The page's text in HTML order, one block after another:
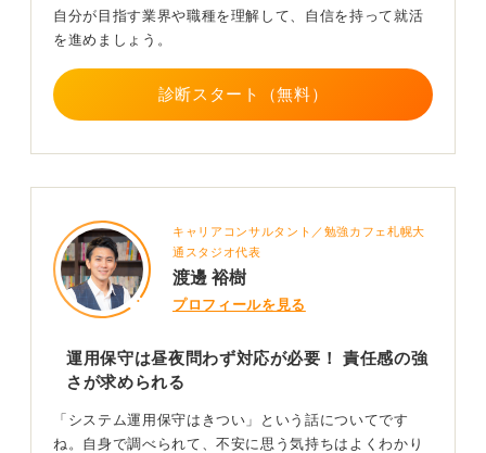
な職場を選ぶこと、障害対応の手順や体制が整っている
かを確認することが重要です。
また、クラウド技術やセキュリティ、上流の設計・構築
へとスキルを広げることで、キャリアの選択肢も増えて
いきます。
いくのがおすすめです。
0
自分が目指す業界や職種を理解して、自信を持って就活
を進めましょう。
診断スタート（無料）
キャリアコンサルタント／勉強カフェ札幌大
通スタジオ代表
渡邊 裕樹
プロフィールを見る
運用保守は昼夜問わず対応が必要！ 責任感の強
さが求められる
「システム運用保守はきつい」という話についてです
ね。自身で調べられて、不安に思う気持ちはよくわかり